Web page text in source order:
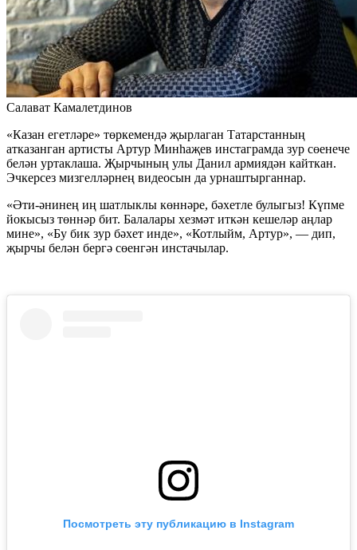
Салават Камалетдинов
«Казан егетләре» төркемендә җырлаган Татарстанның
атказанган артисты Артур Минһаҗев инстаграмда зур сөенече
белән уртаклаша. Җырчының улы Данил армиядән кайткан.
Эчкерсез мизгелләрнең видеосын да урнаштырганнар.
«Әти-әнинең иң шатлыклы көннәре, бәхетле булыгыз! Күпме
йокысыз төннәр бит. Балалары хезмәт иткән кешеләр аңлар
мине», «Бу бик зур бәхет инде», «Котлыйм, Артур», — дип,
җырчы белән бергә сөенгән инстачылар.
Посмотреть эту публикацию в Instagram